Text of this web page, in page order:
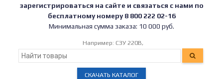
зарегистрироваться на сайте и связаться с нами по
бесплатному номеру 8 800 222 02-16
Минимальная сумма заказа: 10 000 руб.
Например: СЗУ 220В,
СКАЧАТЬ КАТАЛОГ